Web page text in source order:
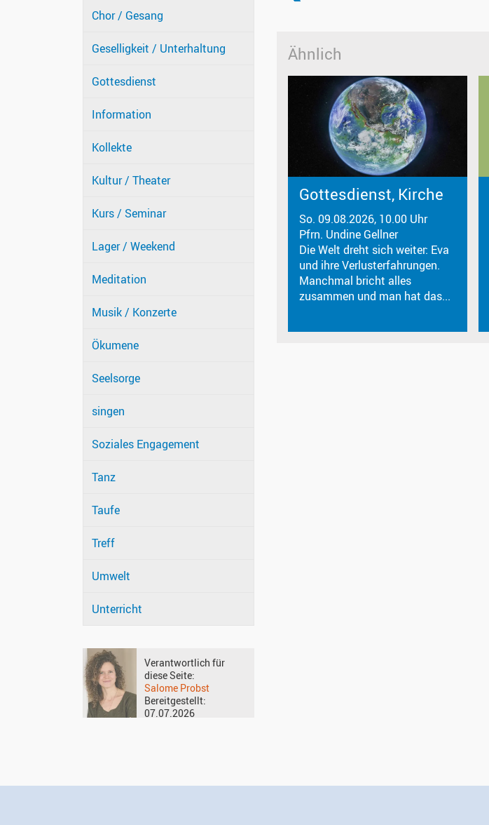
Chor / Gesang
Geselligkeit / Unterhaltung
Gottesdienst
Information
Kollekte
Kultur / Theater
Kurs / Seminar
Lager / Weekend
Meditation
Musik / Konzerte
Ökumene
Seelsorge
singen
Soziales Engagement
Tanz
Taufe
Treff
Umwelt
Unterricht
Verantwortlich für
diese Seite:
Salome Probst
Bereitgestellt:
07.07.2026
Ähnlich
Gottesdienst, Kirche
So. 09.08.2026, 10.00 Uhr
Pfrn. Undine Gellner
Die Welt dreht sich weiter: Eva
und ihre Verlusterfahrungen.
Manchmal bricht alles
zusammen und man hat das...